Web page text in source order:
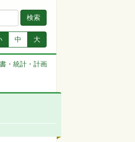
中 大
・統計・計画